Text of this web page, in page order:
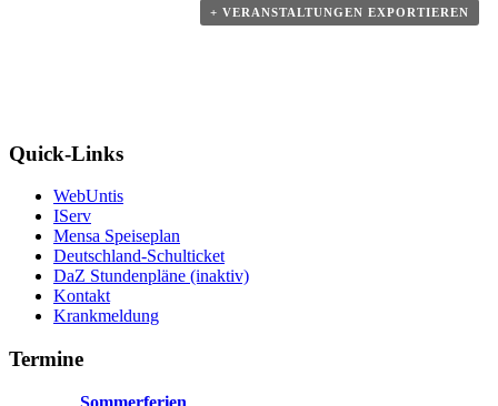
+ VERANSTALTUNGEN EXPORTIEREN
Quick-Links
WebUntis
IServ
Mensa Speiseplan
Deutschland-Schulticket
DaZ Stundenpläne (inaktiv)
Kontakt
Krankmeldung
Termine
Sommerferien